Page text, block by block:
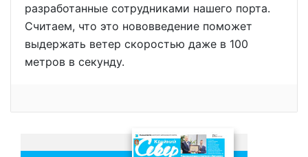
разработанные сотрудниками нашего порта.
Считаем, что это нововведение поможет
выдержать ветер скоростью даже в 100
метров в секунду.